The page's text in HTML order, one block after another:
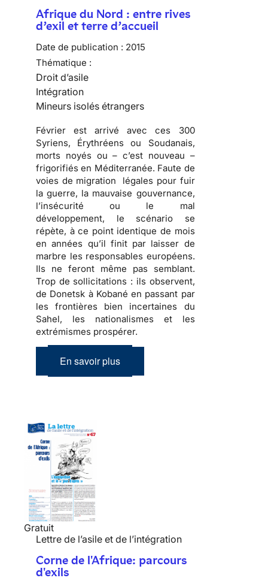
Afrique du Nord : entre rives
d’exil et terre d’accueil
Date de publication : 2015
Thématique :
Droit d’asile
Intégration
Mineurs isolés étrangers
Février est arrivé avec ces 300
Syriens, Érythréens ou Soudanais,
morts noyés ou – c’est nouveau –
frigorifiés en Méditerranée. Faute de
voies de migration légales pour fuir
la guerre, la mauvaise gouvernance,
l’insécurité ou le mal
développement, le scénario se
répète, à ce point identique de mois
en années qu’il finit par laisser de
marbre les responsables européens.
Ils ne feront même pas semblant.
Trop de sollicitations : ils observent,
de Donetsk à Kobané en passant par
les frontières bien incertaines du
Sahel, les nationalismes et les
extrémismes prospérer.
En savoir plus
Gratuit
Lettre de l’asile et de l’intégration
Corne de l'Afrique: parcours
d'exils